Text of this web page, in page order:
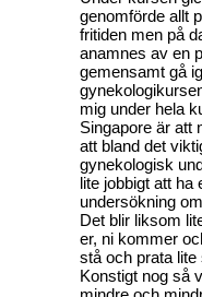
genomförde allt
fritiden men på
anamnes av en
gemensamt gå
mig under hela
Singapore är att
att bland det
gynekologisk
lite jobbigt att
undersökning
Det blir liksom
er, ni kommer
stå och prata
Konstigt nog så